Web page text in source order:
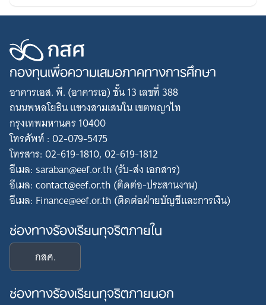
กองทุนเพื่อความเสมอภาคทางการศึกษา
อาคารเอส. พี. (อาคารเอ) ชั้น 13 เลขที่ 388
ถนนพหลโยธิน แขวงสามเสนใน เขตพญาไท
กรุงเทพมหานคร 10400
โทรศัพท์ : 02-079-5475
โทรสาร: 02-619-1810, 02-619-1812
อีเมล: saraban@eef.or.th (รับ-ส่ง เอกสาร)
อีเมล: contact@eef.or.th (ติดต่อ-ประสานงาน)
อีเมล: Finance@eef.or.th (ติดต่อฝ่ายบัญชีและการเงิน)
ช่องทางร้องเรียนทุจริตภายใน
กสศ.
ช่องทางร้องเรียนทุจริตภายนอก